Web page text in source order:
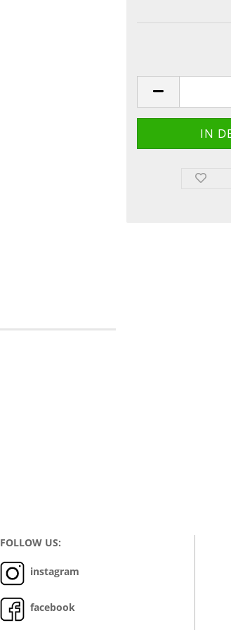
FOLLOW US:
instagram
facebook